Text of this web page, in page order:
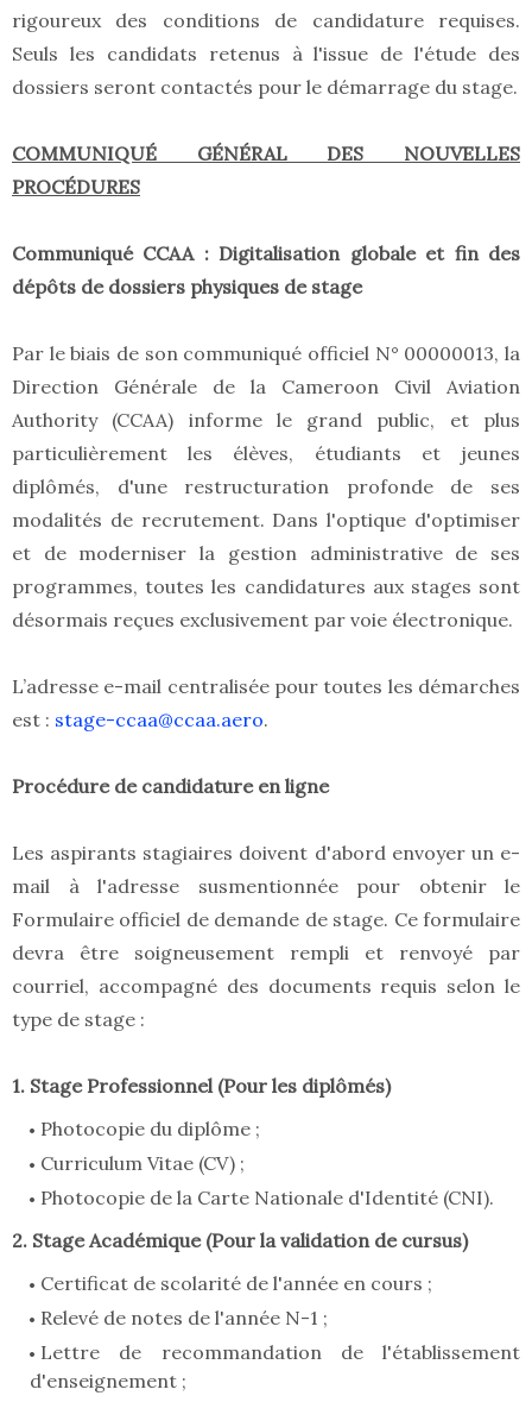
rigoureux des conditions de candidature requises.
Seuls les candidats retenus à l'issue de l'étude des
dossiers seront contactés pour le démarrage du stage.
COMMUNIQUÉ GÉNÉRAL DES NOUVELLES
PROCÉDURES
Communiqué CCAA : Digitalisation globale et fin des
dépôts de dossiers physiques de stage
Par le biais de son communiqué officiel N° 00000013, la
Direction Générale de la Cameroon Civil Aviation
Authority (CCAA) informe le grand public, et plus
particulièrement les élèves, étudiants et jeunes
diplômés, d'une restructuration profonde de ses
modalités de recrutement. Dans l'optique d'optimiser
et de moderniser la gestion administrative de ses
programmes, toutes les candidatures aux stages sont
désormais reçues exclusivement par voie électronique.
L’adresse e-mail centralisée pour toutes les démarches
est : stage-ccaa@ccaa.aero.
Procédure de candidature en ligne
Les aspirants stagiaires doivent d'abord envoyer un e-
mail à l'adresse susmentionnée pour obtenir le
Formulaire officiel de demande de stage. Ce formulaire
devra être soigneusement rempli et renvoyé par
courriel, accompagné des documents requis selon le
type de stage :
1. Stage Professionnel (Pour les diplômés)
Photocopie du diplôme ;
Curriculum Vitae (CV) ;
Photocopie de la Carte Nationale d'Identité (CNI).
2. Stage Académique (Pour la validation de cursus)
Certificat de scolarité de l'année en cours ;
Relevé de notes de l'année N-1 ;
Lettre de recommandation de l'établissement
d'enseignement ;